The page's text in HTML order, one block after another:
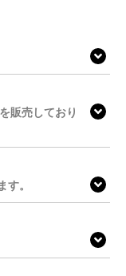
販売しており
。